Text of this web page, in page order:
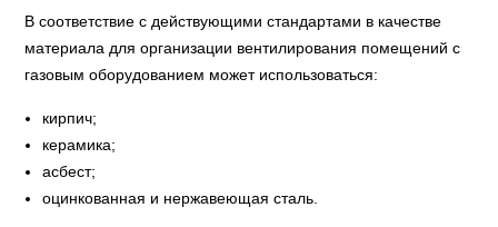
В соответствие с действующими стандартами в качестве
материала для организации вентилирования помещений с
газовым оборудованием может использоваться:
кирпич;
керамика;
асбест;
оцинкованная и нержавеющая сталь.